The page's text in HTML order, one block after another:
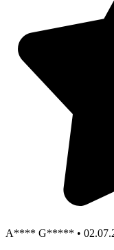
A**** G***** •